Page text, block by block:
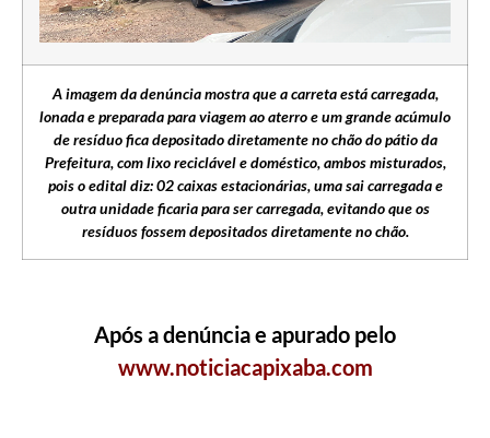
A imagem da denúncia mostra que a carreta está carregada,
lonada e preparada para viagem ao aterro e um grande acúmulo
de resíduo fica depositado diretamente no chão do pátio da
Prefeitura, com lixo reciclável e doméstico, ambos misturados,
pois o edital diz: 02 caixas estacionárias, uma sai carregada e
outra unidade ficaria para ser carregada, evitando que os
resíduos fossem depositados diretamente no chão.
Após a denúncia e apurado pelo
www.noticiacapixaba.com